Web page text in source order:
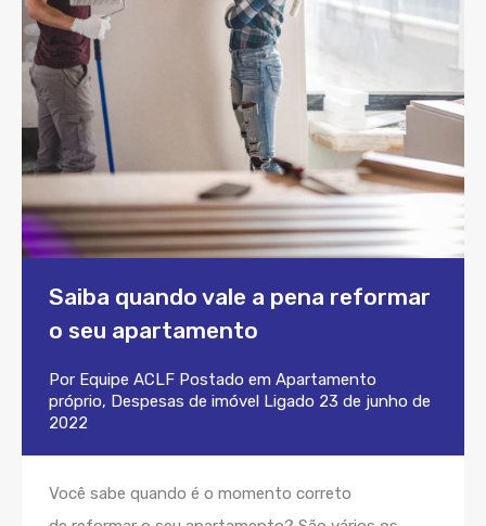
Saiba quando vale a pena reformar
o seu apartamento
Por Equipe ACLF Postado em Apartamento
próprio, Despesas de imóvel Ligado 23 de junho de
2022
Você sabe quando é o momento correto